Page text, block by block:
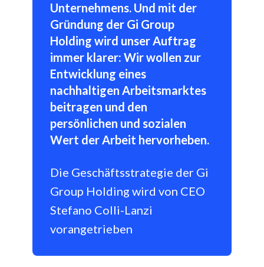
Unternehmens. Und mit der
Gründung der Gi Group
Holding wird unser Auftrag
immer klarer: Wir wollen zur
Entwicklung eines
nachhaltigen Arbeitsmarktes
beitragen und den
persönlichen und sozialen
Wert der Arbeit hervorheben.
Die Geschäftsstrategie der Gi
Group Holding wird von CEO
Stefano Colli-Lanzi
vorangetrieben